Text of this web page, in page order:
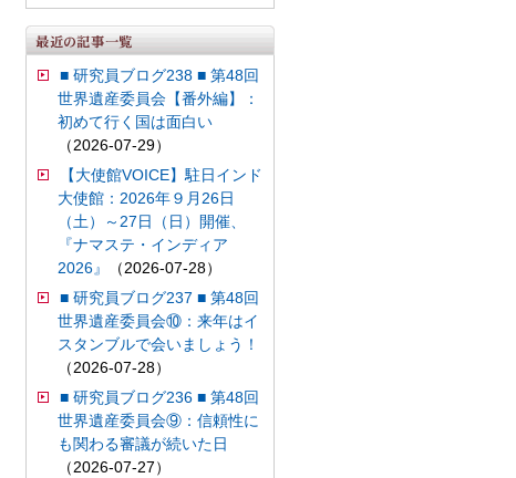
■ 研究員ブログ238 ■ 第48回
世界遺産委員会【番外編】：
初めて行く国は面白い
（2026-07-29）
【大使館VOICE】駐日インド
大使館：2026年９月26日
（土）～27日（日）開催、
『ナマステ・インディア
2026』
（2026-07-28）
■ 研究員ブログ237 ■ 第48回
世界遺産委員会⑩：来年はイ
スタンブルで会いましょう！
（2026-07-28）
■ 研究員ブログ236 ■ 第48回
世界遺産委員会⑨：信頼性に
も関わる審議が続いた日
（2026-07-27）